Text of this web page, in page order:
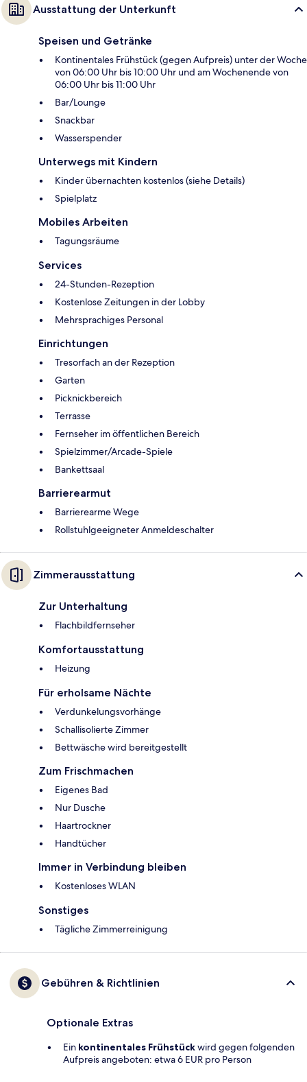
Ausstattung der Unterkunft
Speisen und Getränke
Kontinentales Frühstück (gegen Aufpreis) unter der Woche
von 06:00 Uhr bis 10:00 Uhr und am Wochenende von
06:00 Uhr bis 11:00 Uhr
Bar/Lounge
Snackbar
Wasserspender
Unterwegs mit Kindern
Kinder übernachten kostenlos (siehe Details)
Spielplatz
Mobiles Arbeiten
Tagungsräume
Services
24-Stunden-Rezeption
Kostenlose Zeitungen in der Lobby
Mehrsprachiges Personal
Einrichtungen
Tresorfach an der Rezeption
Garten
Picknickbereich
Terrasse
Fernseher im öffentlichen Bereich
Spielzimmer/Arcade-Spiele
Bankettsaal
Barrierearmut
Barrierearme Wege
Rollstuhlgeeigneter Anmeldeschalter
Zimmerausstattung
Zur Unterhaltung
Flachbildfernseher
Komfortausstattung
Heizung
Für erholsame Nächte
Verdunkelungsvorhänge
Schallisolierte Zimmer
Bettwäsche wird bereitgestellt
Zum Frischmachen
Eigenes Bad
Nur Dusche
Haartrockner
Handtücher
Immer in Verbindung bleiben
Kostenloses WLAN
Sonstiges
Tägliche Zimmerreinigung
Gebühren & Richtlinien
Optionale Extras
Ein kontinentales Frühstückwird gegen folgenden
Aufpreis angeboten: etwa 6 EUR pro Person